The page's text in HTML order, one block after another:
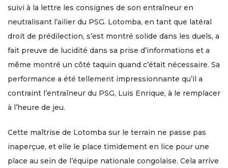
suivi à la lettre les consignes de son entraîneur en
neutralisant l’ailier du PSG. Lotomba, en tant que latéral
droit de prédilection, s’est montré solide dans les duels, a
fait preuve de lucidité dans sa prise d’informations et a
même montré un côté taquin quand c’était nécessaire. Sa
performance a été tellement impressionnante qu’il a
contraint l’entraîneur du PSG, Luis Enrique, à le remplacer
à l’heure de jeu.
Cette maîtrise de Lotomba sur le terrain ne passe pas
inaperçue, et elle le place timidement en lice pour une
place au sein de l’équipe nationale congolaise. Cela arrive